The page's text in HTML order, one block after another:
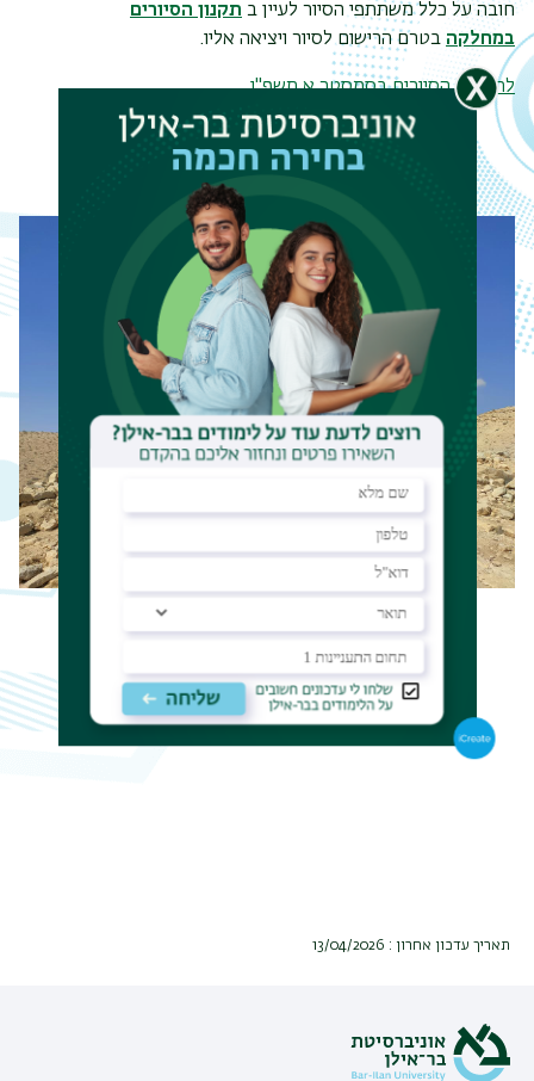
חובה על כלל משתתפי הסיור לעיין ב תקנון הסיורים
במחלקה בטרם הרישום לסיור ויציאה אליו.
לתוכנית הסיורים בסמסטר א תשפ"ו
תאריך עדכון אחרון : 13/04/2026